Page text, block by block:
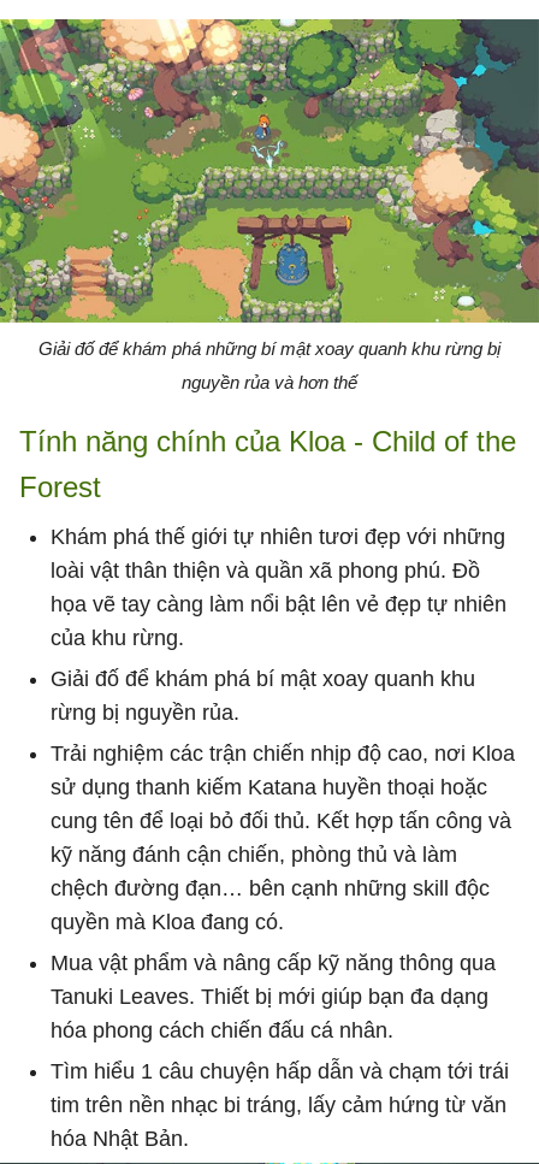
Giải đố để khám phá những bí mật xoay quanh khu rừng bị
nguyền rủa và hơn thế
Tính năng chính của Kloa - Child of the
Forest
Khám phá thế giới tự nhiên tươi đẹp với những
loài vật thân thiện và quần xã phong phú. Đồ
họa vẽ tay càng làm nổi bật lên vẻ đẹp tự nhiên
của khu rừng.
Giải đố để khám phá bí mật xoay quanh khu
rừng bị nguyền rủa.
Trải nghiệm các trận chiến nhịp độ cao, nơi Kloa
sử dụng thanh kiếm Katana huyền thoại hoặc
cung tên để loại bỏ đối thủ. Kết hợp tấn công và
kỹ năng đánh cận chiến, phòng thủ và làm
chệch đường đạn… bên cạnh những skill độc
quyền mà Kloa đang có.
Mua vật phẩm và nâng cấp kỹ năng thông qua
Tanuki Leaves. Thiết bị mới giúp bạn đa dạng
hóa phong cách chiến đấu cá nhân.
Tìm hiểu 1 câu chuyện hấp dẫn và chạm tới trái
tim trên nền nhạc bi tráng, lấy cảm hứng từ văn
hóa Nhật Bản.